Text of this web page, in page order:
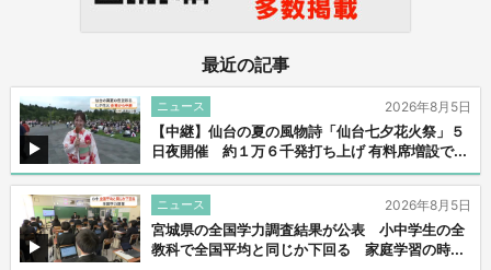
最近の記事
ニュース
【中継】仙台の夏の風物詩「仙台七夕花火祭」５
日夜開催 約１万６千発打ち上げ 有料席増設で...
2026年8月5日
ニュース
宮城県の全国学力調査結果が公表 小中学生の全
教科で全国平均と同じか下回る 家庭学習の時...
2026年8月5日